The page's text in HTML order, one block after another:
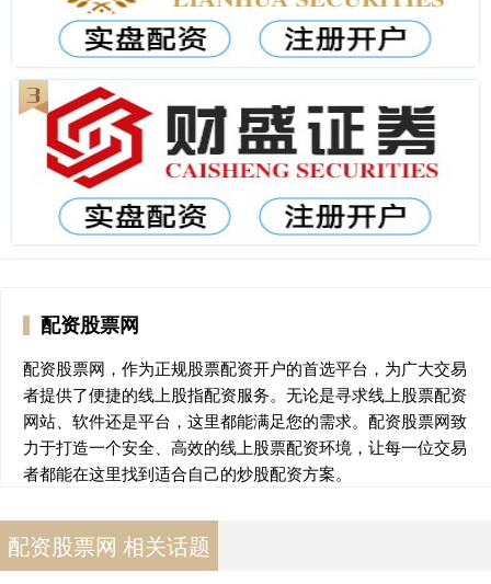
配资股票网
配资股票网，作为正规股票配资开户的首选平台，为广大交易
者提供了便捷的线上股指配资服务。无论是寻求线上股票配资
网站、软件还是平台，这里都能满足您的需求。配资股票网致
力于打造一个安全、高效的线上股票配资环境，让每一位交易
者都能在这里找到适合自己的炒股配资方案。
配资股票网 相关话题